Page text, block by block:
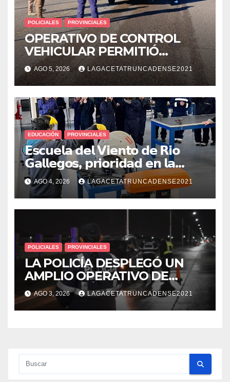
POLICIALES PROVINCIALES
OPERATIVO DE CONTROL
VEHICULAR PERMITIÓ
LOCALIZAR A UN HOMBRE
CON PEDIDO DE PARADERO
AGO 5, 2026 LAGACETATRUNCADENSE2021
EDUCACIÓN PROVINCIALES
𝗘𝘀𝗰𝘂𝗲𝗹𝗮 𝗱𝗲𝗹 𝗩𝗶𝗲𝗻𝘁𝗼 𝗱𝗲 𝗥𝗶𝗼
𝗚𝗮𝗹𝗹𝗲𝗴𝗼𝘀, 𝗽𝗿𝗶𝗼𝗿𝗶𝗱𝗮𝗱 𝗲𝗻 𝗹𝗮
𝘀𝗲𝗴𝘂𝗿𝗶𝗱𝗮𝗱: 𝗖𝗹𝗮𝘃𝗲 𝗲𝗻 𝗲𝗹 𝗶𝗻𝗶𝗰𝗶𝗼
𝗱𝗲 𝗹𝗼𝘀 𝘁𝗮𝗹𝗹𝗲𝗿𝗲𝘀 𝗶𝗻𝗱𝘂𝘀𝘁𝗿𝗶𝗮𝗹𝗲𝘀
AGO 4, 2026 LAGACETATRUNCADENSE2021
POLICIALES PROVINCIALES
LA POLICÍA DESPLEGÓ UN
AMPLIO OPERATIVO DE
PREVENCIÓN Y CONTROLES
EN TODA LA CIUDAD
AGO 3, 2026 LAGACETATRUNCADENSE2021